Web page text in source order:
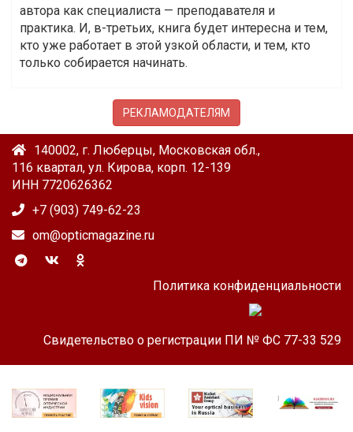
автора как специалиста — преподавателя и
практика. И, в-третьих, книга будет интересна и тем,
кто уже работает в этой узкой области, и тем, кто
только собирается начинать.
РЕКЛАМОДАТЕЛЯМ
140002, г. Люберцы, Московская обл.,
116 квартал, ул. Кирова, корп. 12-139
ИНН 7720626362
+7 (903) 749-62-23
om@opticmagazine.ru
Политика конфиденциальности
Свидетельство о регистрации ПИ № ФС 77-33 529